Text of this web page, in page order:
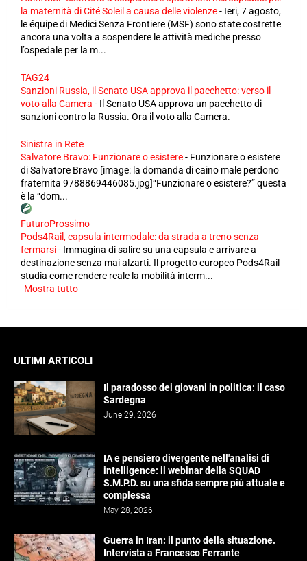
la maternità di Cité Soleil a causa delle violenze- Ieri, 7 agosto,
le équipe di Medici Senza Frontiere (MSF) sono state costrette
ancora una volta a sospendere le attività mediche presso
l’ospedale per la m...
TAG24
Sanzioni Russia, il Senato USA approva il pacchetto: verso il
voto alla Camera - Il Senato USA approva un pacchetto di
sanzioni contro la Russia. Ora il voto alla Camera.
Sinistra in Rete
Salvatore Bravo: Funzionare o esistere- Funzionare o esistere
di Salvatore Bravo [image: la domanda di caino male perdono
fraternita 9788869446085.jpg]“Funzionare o esistere?” questa
è la “dom...
FuturoProssimo
Pods4Rail, capsula intermodale: da strada a treno senza
fermarsi- Immagina di salire su una capsula e arrivare a
destinazione senza mai alzarti. Il progetto europeo Pods4Rail
studia come rendere reale la mobilità interm...
Mostra tutto
ULTIMI ARTICOLI
Il paradosso dei giovani in politica: il caso
Sardegna
June 29, 2026
IA e pensiero divergente nell'analisi di
intelligence: il webinar della SQUAD
S.M.P.D. su una sfida sempre più attuale e
complessa
May 28, 2026
Guerra in Iran: il punto della situazione.
Intervista a Francesco Ferrante